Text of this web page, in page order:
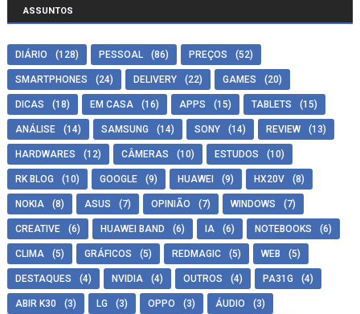
ASSUNTOS
DIÁRIO (128) PESSOAL (86) PREÇOS (52)
SMARTPHONES (24) DELIVERY (22) GAMES (20)
DICAS (18) EM CASA (16) APPS (15) TABLETS (15)
ANÁLISE (14) SAMSUNG (14) SONY (14) REVIEW (13)
HARDWARES (12) CÂMERAS (10) ESTUDOS (10)
RK BLOG (10) GOOGLE (9) HUAWEI (9) HX20V (8)
NOKIA (8) ASUS (7) OPINIÃO (7) WINDOWS (7)
CREATIVE (6) HUAWEI BAND (6) IA (6) NOTEBOOKS (6)
CLIMA (5) GRÁFICOS (5) REDMAGIC (5) WEB (5)
DESTAQUES (4) NVIDIA (4) OUTROS (4) PA31G (4)
ABIR K30 (3) LG (3) OPPO (3) ÁUDIO (3)